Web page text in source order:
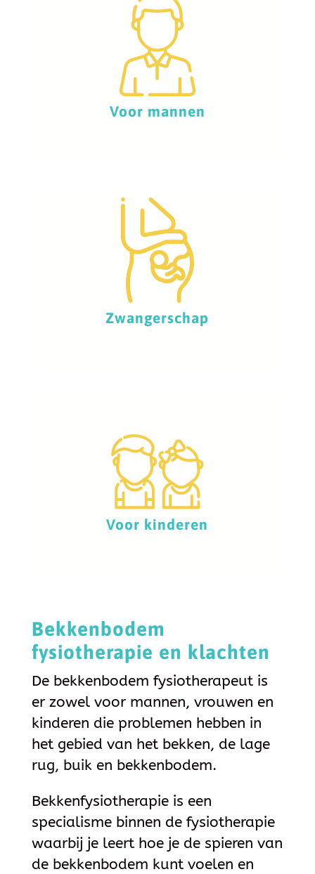
Voor mannen
Zwangerschap
Voor kinderen
Bekkenbodem
fysiotherapie en klachten
De bekkenbodem fysiotherapeut is
er zowel voor mannen, vrouwen en
kinderen die problemen hebben in
het gebied van het bekken, de lage
rug, buik en bekkenbodem.
Bekkenfysiotherapie is een
specialisme binnen de fysiotherapie
waarbij je leert hoe je de spieren van
de bekkenbodem kunt voelen en